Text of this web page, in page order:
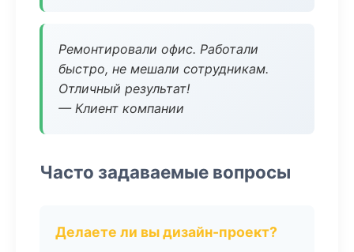
Ремонтировали офис. Работали
быстро, не мешали сотрудникам.
Отличный результат!
— Клиент компании
Часто задаваемые вопросы
Делаете ли вы дизайн-проект?